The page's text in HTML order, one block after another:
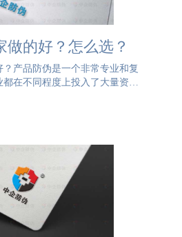
做的好？怎么选？
产品防伪是一个非常专业和复
在不同程度上投入了大量资源
年，防伪行业领军企业，致力